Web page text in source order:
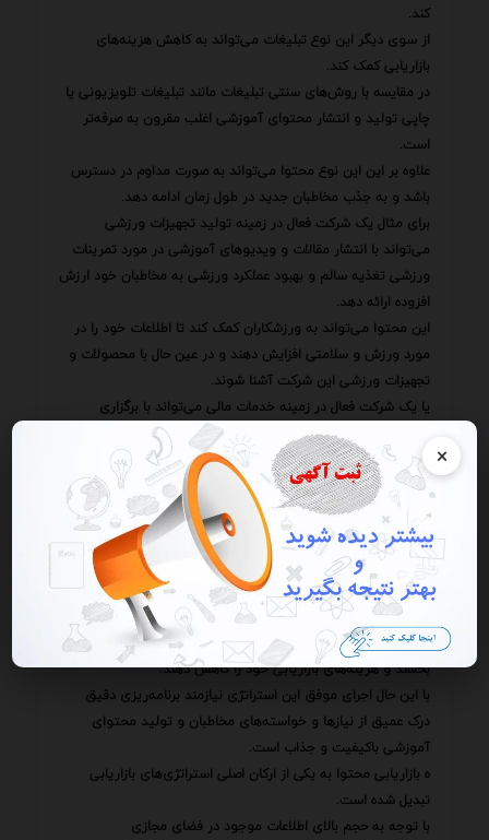
×
کند.
از سوی دیگر این نوع تبلیغات می‌تواند به کاهش هزینه‌های
بازاریابی کمک کند.
در مقایسه با روش‌های سنتی تبلیغات مانند تبلیغات تلویزیونی یا
چاپی تولید و انتشار محتوای آموزشی اغلب مقرون به صرفه‌تر
است.
علاوه بر این این نوع محتوا می‌تواند به صورت مداوم در دسترس
باشد و به جذب مخاطبان جدید در طول زمان ادامه دهد.
برای مثال یک شرکت فعال در زمینه تولید تجهیزات ورزشی
می‌تواند با انتشار مقالات و ویدیوهای آموزشی در مورد تمرینات
ورزشی تغذیه سالم و بهبود عملکرد ورزشی به مخاطبان خود ارزش
افزوده ارائه دهد.
این محتوا می‌تواند به ورزشکاران کمک کند تا اطلاعات خود را در
مورد ورزش و سلامتی افزایش دهند و در عین حال با محصولات و
تجهیزات ورزشی این شرکت آشنا شوند.
یا یک شرکت فعال در زمینه خدمات مالی می‌تواند با برگزاری
وبینارها و کارگاه‌های آموزشی در مورد مدیریت مالی شخصی
سرمایه‌گذاری و برنامه‌ریزی مالی به مخاطبان خود ارزش افزوده
ارائه دهد.
این محتوا می‌تواند به افراد کمک کند تا دانش خود را در مورد
مسائل مالی افزایش دهند و در عین حال با خدمات مالی این شرکت
آشنا شوند.
یک استراتژی قدرتمند است که می‌تواند به کسب‌وکارها کمک کند
تا با مخاطبان خود ارتباط عمیق‌تری برقرار کنند اعتماد و اعتبار خود
را افزایش دهند رتبه وب‌سایت خود را در موتورهای جستجو بهبود
بخشند و هزینه‌های بازاریابی خود را کاهش دهند.
با این حال اجرای موفق این استراتژی نیازمند برنامه‌ریزی دقیق
درک عمیق از نیازها و خواسته‌های مخاطبان و تولید محتوای
آموزشی باکیفیت و جذاب است.
ه بازاریابی محتوا به یکی از ارکان اصلی استراتژی‌های بازاریابی
تبدیل شده است.
با توجه به حجم بالای اطلاعات موجود در فضای مجازی